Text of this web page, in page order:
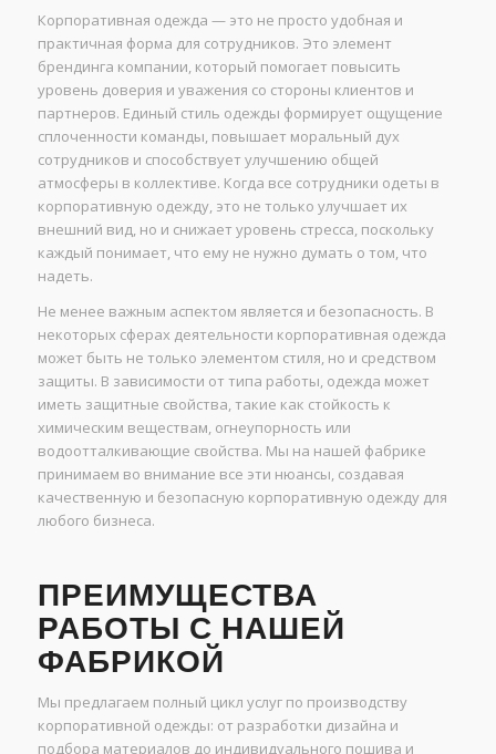
Корпоративная одежда — это не просто удобная и
практичная форма для сотрудников. Это элемент
брендинга компании, который помогает повысить
уровень доверия и уважения со стороны клиентов и
партнеров. Единый стиль одежды формирует ощущение
сплоченности команды, повышает моральный дух
сотрудников и способствует улучшению общей
атмосферы в коллективе. Когда все сотрудники одеты в
корпоративную одежду, это не только улучшает их
внешний вид, но и снижает уровень стресса, поскольку
каждый понимает, что ему не нужно думать о том, что
надеть.
Не менее важным аспектом является и безопасность. В
некоторых сферах деятельности корпоративная одежда
может быть не только элементом стиля, но и средством
защиты. В зависимости от типа работы, одежда может
иметь защитные свойства, такие как стойкость к
химическим веществам, огнеупорность или
водоотталкивающие свойства. Мы на нашей фабрике
принимаем во внимание все эти нюансы, создавая
качественную и безопасную корпоративную одежду для
любого бизнеса.
ПРЕИМУЩЕСТВА
РАБОТЫ С НАШЕЙ
ФАБРИКОЙ
Мы предлагаем полный цикл услуг по производству
корпоративной одежды: от разработки дизайна и
подбора материалов до индивидуального пошива и